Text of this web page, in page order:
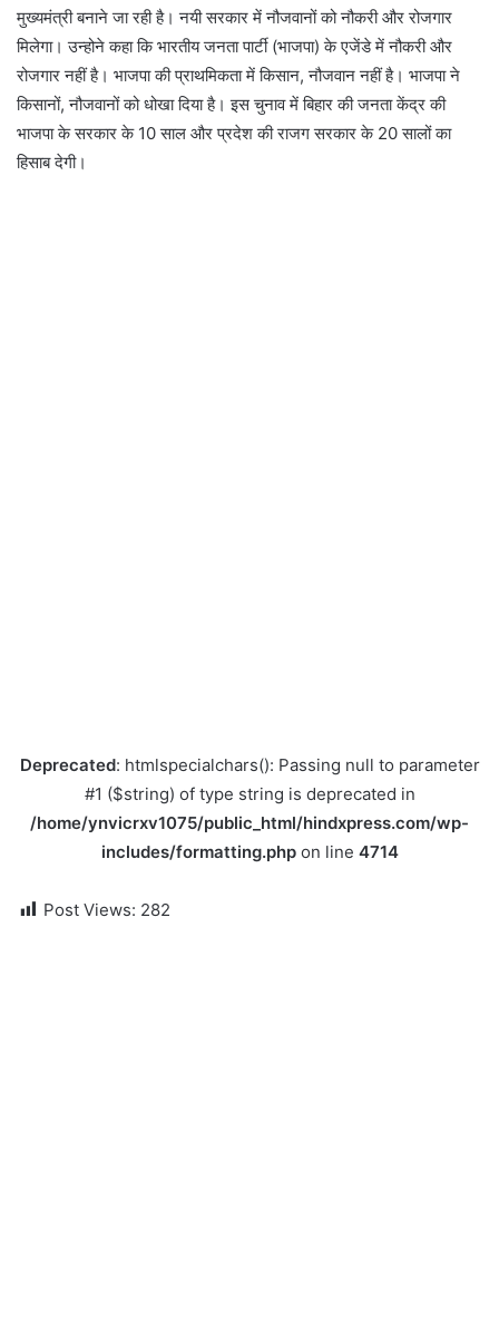
मुख्यमंत्री बनाने जा रही है। नयी सरकार में नौजवानों को नौकरी और रोजगार
मिलेगा। उन्होने कहा कि भारतीय जनता पार्टी (भाजपा) के एजेंडे में नौकरी और
रोजगार नहीं है। भाजपा की प्राथमिकता में किसान, नौजवान नहीं है। भाजपा ने
किसानों, नौजवानों को धोखा दिया है। इस चुनाव में बिहार की जनता केंद्र की
भाजपा के सरकार के 10 साल और प्रदेश की राजग सरकार के 20 सालों का
हिसाब देगी।
Deprecated: htmlspecialchars(): Passing null to parameter
#1 ($string) of type string is deprecated in
/home/ynvicrxv1075/public_html/hindxpress.com/wp-
includes/formatting.phpon line 4714
Post Views: 282